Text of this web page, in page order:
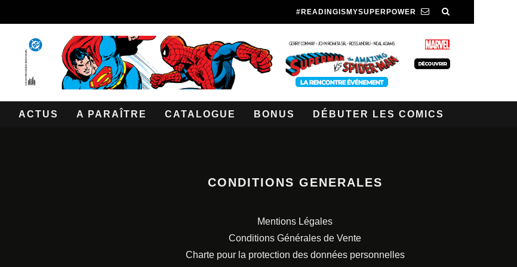
#READINGISMYSUPERPOWER
ACTUS A PARAÎTRE CATALOGUE BONUS DÉBUTER LES COMICS
CONDITIONS GENERALES
Mentions Légales
Conditions Générales de Vente
Charte pour la protection des données personnelles